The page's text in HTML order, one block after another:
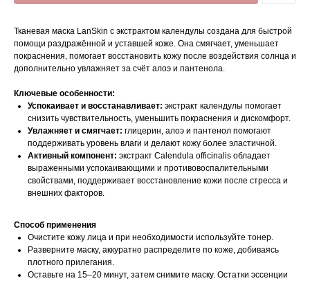
Тканевая маска LanSkin с экстрактом календулы создана для быстрой
помощи раздражённой и уставшей коже. Она смягчает, уменьшает
покраснения, помогает восстановить кожу после воздействия солнца и
дополнительно увлажняет за счёт алоэ и пантенола.
Ключевые особенности:
Успокаивает и восстанавливает: экстракт календулы помогает
снизить чувствительность, уменьшить покраснения и дискомфорт.
Увлажняет и смягчает: глицерин, алоэ и пантенол помогают
поддерживать уровень влаги и делают кожу более эластичной.
Активный компонент: экстракт Calendula officinalis обладает
выраженными успокаивающими и противовоспалительными
свойствами, поддерживает восстановление кожи после стресса и
внешних факторов.
Способ применения
Очистите кожу лица и при необходимости используйте тонер.
Разверните маску, аккуратно распределите по коже, добиваясь
плотного прилегания.
Оставьте на 15–20 минут, затем снимите маску. Остатки эссенции